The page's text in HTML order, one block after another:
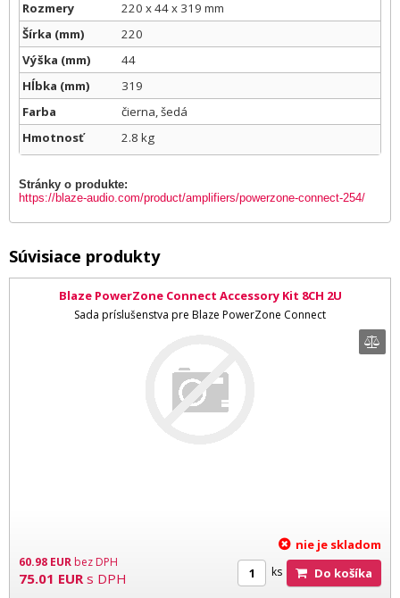
Rozmery
220 x 44 x 319 mm
Šírka (mm)
220
Výška (mm)
44
Hĺbka (mm)
319
Farba
čierna, šedá
Hmotnosť
2.8 kg
Stránky o produkte:
https://blaze-audio.com/product/amplifiers/powerzone-connect-254/
Súvisiace produkty
Blaze PowerZone Connect Accessory Kit 8CH 2U
Sada príslušenstva pre Blaze PowerZone Connect
60.98 EURbez DPH
75.01 EUR s DPH
nie je skladom
ks Do košíka